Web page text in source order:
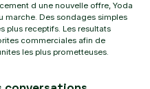
d une nouvelle offre, Yoda
marche. Des sondages simples
plus receptifs. Les resultats
commerciales afin de
les plus prometteuses.